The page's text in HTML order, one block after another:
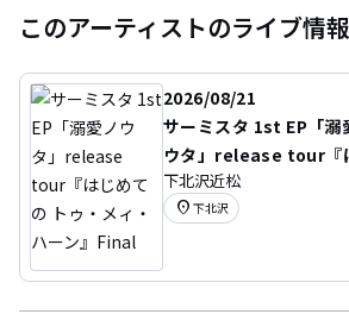
このアーティストのライブ情報
2026/08/21
サーミスタ 1st EP「溺
ウタ」release tour『
めての トゥ・メィ・ハー
ン』Final
下北沢近松
location_on 下北沢